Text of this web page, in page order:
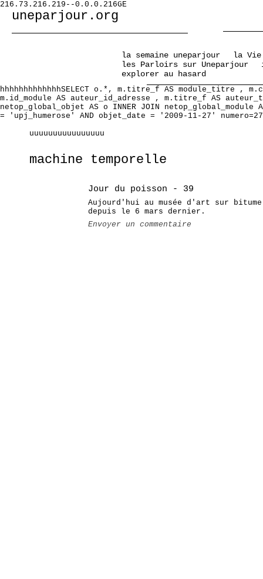
216.73.216.219--0.0.0.216GE
uneparjour.org
la semaine uneparjour
la Vie
les Parloirs sur Uneparjour
explorer au hasard
hhhhhhhhhhhhhSELECT o.*, m.titre_f AS module_titre ,
m.id_module AS auteur_id_adresse , m.titre_f AS
netop_global_objet AS o INNER JOIN netop_global_module
= 'upj_humerose' AND objet_date = '2009-11-27'
uuuuuuuuuuuuuuuu
machine temporelle
Jour du poisson - 39
Aujourd'hui au musée d'art sur
depuis le 6 mars dernier.
Envoyer un commentaire